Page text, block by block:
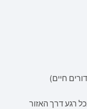
חיים)
רגע דרך האזור